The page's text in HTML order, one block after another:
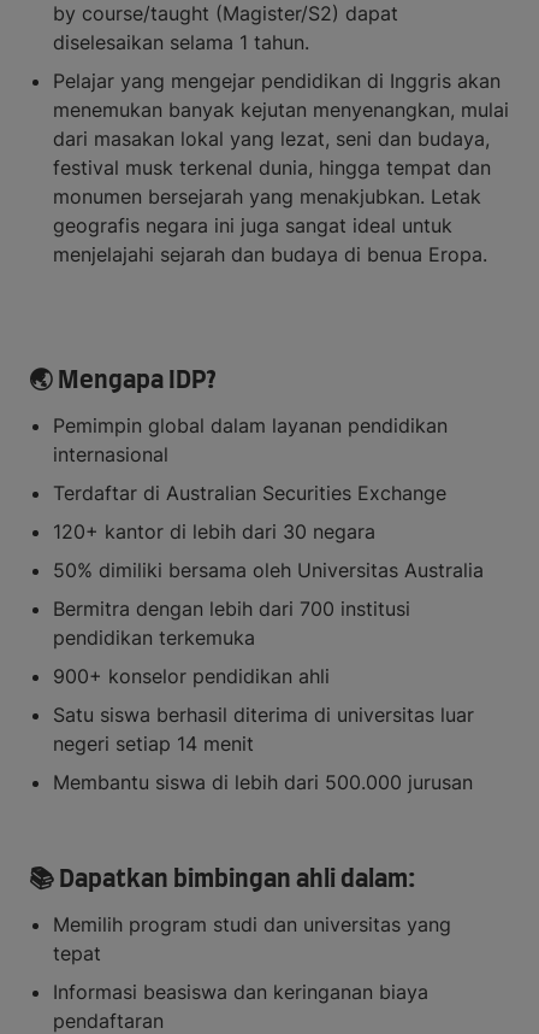
by course/taught (Magister/S2) dapat
diselesaikan selama 1 tahun.
Pelajar yang mengejar pendidikan di Inggris akan
menemukan banyak kejutan menyenangkan, mulai
dari masakan lokal yang lezat, seni dan budaya,
festival musk terkenal dunia, hingga tempat dan
monumen bersejarah yang menakjubkan. Letak
geografis negara ini juga sangat ideal untuk
menjelajahi sejarah dan budaya di benua Eropa.
🌏 Mengapa IDP?
Pemimpin global dalam layanan pendidikan
internasional
Terdaftar di Australian Securities Exchange
120+ kantor di lebih dari 30 negara
50% dimiliki bersama oleh Universitas Australia
Bermitra dengan lebih dari 700 institusi
pendidikan terkemuka
900+ konselor pendidikan ahli
Satu siswa berhasil diterima di universitas luar
negeri setiap 14 menit
Membantu siswa di lebih dari 500.000 jurusan
📚 Dapatkan bimbingan ahli dalam:
Memilih program studi dan universitas yang
tepat
Informasi beasiswa dan keringanan biaya
pendaftaran